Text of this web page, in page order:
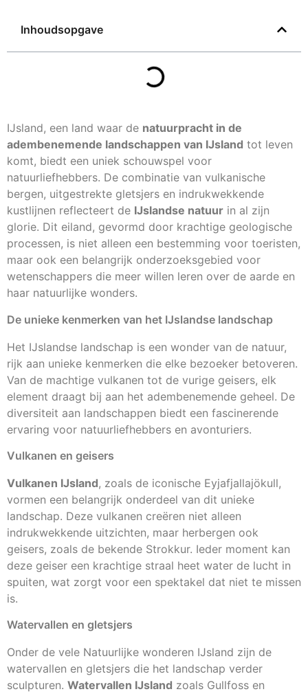
Inhoudsopgave
IJsland, een land waar de natuurpracht in de
adembenemende landschappen van IJsland tot leven
komt, biedt een uniek schouwspel voor
natuurliefhebbers. De combinatie van vulkanische
bergen, uitgestrekte gletsjers en indrukwekkende
kustlijnen reflecteert de IJslandse natuur in al zijn
glorie. Dit eiland, gevormd door krachtige geologische
processen, is niet alleen een bestemming voor toeristen,
maar ook een belangrijk onderzoeksgebied voor
wetenschappers die meer willen leren over de aarde en
haar natuurlijke wonders.
De unieke kenmerken van het IJslandse landschap
Het IJslandse landschap is een wonder van de natuur,
rijk aan unieke kenmerken die elke bezoeker betoveren.
Van de machtige vulkanen tot de vurige geisers, elk
element draagt bij aan het adembenemende geheel. De
diversiteit aan landschappen biedt een fascinerende
ervaring voor natuurliefhebbers en avonturiers.
Vulkanen en geisers
Vulkanen IJsland, zoals de iconische Eyjafjallajökull,
vormen een belangrijk onderdeel van dit unieke
landschap. Deze vulkanen creëren niet alleen
indrukwekkende uitzichten, maar herbergen ook
geisers, zoals de bekende Strokkur. Ieder moment kan
deze geiser een krachtige straal heet water de lucht in
spuiten, wat zorgt voor een spektakel dat niet te missen
is.
Watervallen en gletsjers
Onder de vele Natuurlijke wonderen IJsland zijn de
watervallen en gletsjers die het landschap verder
sculpturen. Watervallen IJsland zoals Gullfoss en